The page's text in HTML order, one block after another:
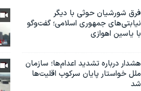
فرق شورشیان حوثی با دیگر
نیابتی‌های جمهوری اسلامی؛ گفت‌وگو
با یاسین اهوازی
هشدار درباره تشدید اعدام‌ها؛ سازمان
ملل خواستار پایان سرکوب اقلیت‌ها
شد